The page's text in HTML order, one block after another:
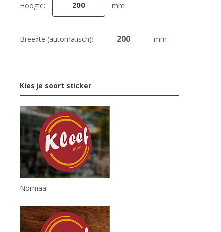
Hoogte: mm
Breedte (automatisch): mm
Kies je soort sticker
Normaal